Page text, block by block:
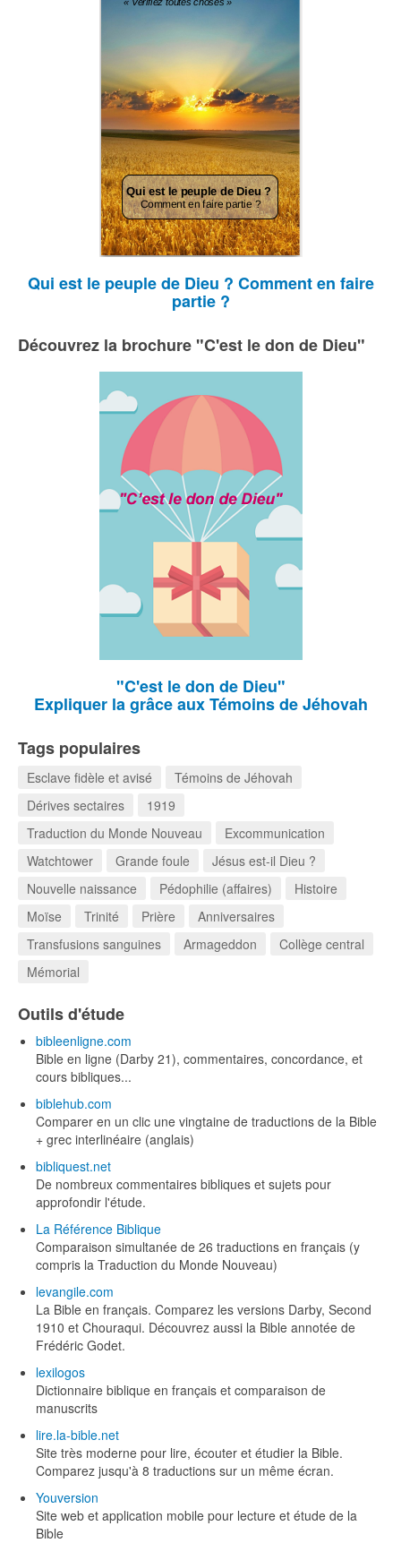
Qui est le peuple de Dieu ? Comment en faire
partie ?
Découvrez la brochure "C'est le don de Dieu"
"C'est le don de Dieu"
Expliquer la grâce aux Témoins de Jéhovah
Tags populaires
Esclave fidèle et avisé
Témoins de Jéhovah
Dérives sectaires
1919
Traduction du Monde Nouveau
Excommunication
Watchtower
Grande foule
Jésus est-il Dieu ?
Nouvelle naissance
Pédophilie (affaires)
Histoire
Moïse
Trinité Prière
Anniversaires
Transfusions sanguines
Armageddon
Collège central
Mémorial
Outils d'étude
bibleenligne.com
Bible en ligne (Darby 21), commentaires, concordance, et
cours bibliques...
biblehub.com
Comparer en un clic une vingtaine de traductions de la Bible
+ grec interlinéaire (anglais)
bibliquest.net
De nombreux commentaires bibliques et sujets pour
approfondir l'étude.
La Référence Biblique
Comparaison simultanée de 26 traductions en français (y
compris la Traduction du Monde Nouveau)
levangile.com
La Bible en français. Comparez les versions Darby, Second
1910 et Chouraqui. Découvrez aussi la Bible annotée de
Frédéric Godet.
lexilogos
Dictionnaire biblique en français et comparaison de
manuscrits
lire.la-bible.net
Site très moderne pour lire, écouter et étudier la Bible.
Comparez jusqu'à 8 traductions sur un même écran.
Youversion
Site web et application mobile pour lecture et étude de la
Bible